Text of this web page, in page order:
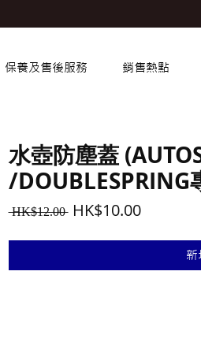
保養及售後服務 銷售熱點
水壺防塵蓋
/DOUBLESPRING
HK$12.00 一
格
HK$10.00促
格
新